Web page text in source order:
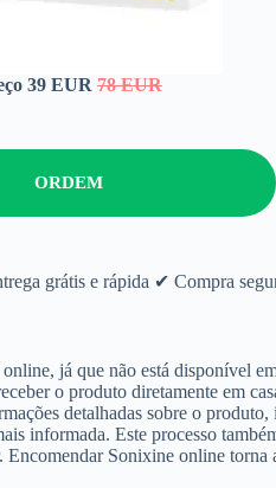
39 EUR 78 EUR
ORDEM
grátis e rápida ✔ Compra
já que não está disponível
o produto diretamente em
detalhadas sobre o
informada. Este processo
Sonixine online torna